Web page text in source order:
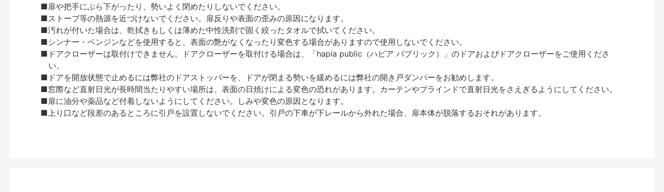
■扉や把手にぶら下がったり、勢いよく閉めたりしないでください。
■ストーブ等の熱源を近づけないでください。扉反りや表面の歪みの原因になります。
■汚れが付いた場合は、乾拭きもしくは薄めた中性洗剤で固く絞ったタオルで拭いてください。
■シンナー・ベンジンなどを使用すると、表面の艶がなくなったり変色する場合がありますので使用しないでください。
■ドアクローザーは取付けできません。ドアクローザーを取付ける場合は、「hapia public（ハピア パブリック）」のドアおよびドアクローザーをご使用くださ
い。
■ドアを開放状態で止めるには弊社のドアストッパーを、ドアが閉まる勢いを緩めるには弊社の開き戸ダンパーをお勧めします。
■窓際など直射日光が長時間当たりやすい場所は、表面の日焼けによる変色の恐れがあります。カーテンやブラインドで直射日光をさえぎるようにしてください。
■扉に油分や薬品など付着しないようにしてください。しみや変色の原因となります。
■上り口など段差のあるところに引戸を設置しないでください。引戸の下車が下レールから外れた場合、扉本体が脱落するおそれがあります。